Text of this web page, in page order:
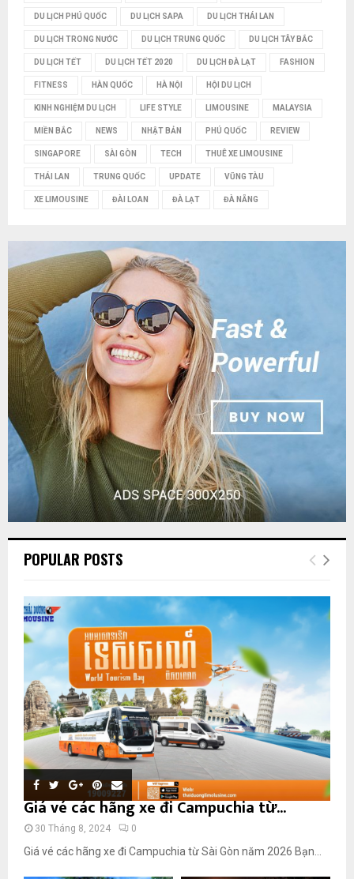
DU LỊCH PHÚ QUỐC DU LỊCH SAPA DU LỊCH THÁI LAN
DU LỊCH TRONG NƯỚC DU LỊCH TRUNG QUỐC DU LỊCH TÂY BẮC
DU LỊCH TẾT DU LỊCH TẾT 2020 DU LỊCH ĐÀ LẠT FASHION
FITNESS HÀN QUỐC HÀ NỘI HỘI DU LỊCH
KINH NGHIỆM DU LỊCH LIFE STYLE LIMOUSINE MALAYSIA
MIỀN BẮC NEWS NHẬT BẢN PHÚ QUỐC REVIEW
SINGAPORE SÀI GÒN TECH THUÊ XE LIMOUSINE
THÁI LAN TRUNG QUỐC UPDATE VŨNG TÀU
XE LIMOUSINE ĐÀI LOAN ĐÀ LẠT ĐÀ NẴNG
POPULAR POSTS
Giá vé các hãng xe đi Campuchia từ...
30 Tháng 8, 2024 0
Giá vé các hãng xe đi Campuchia từ Sài Gòn năm 2026 Bạn...